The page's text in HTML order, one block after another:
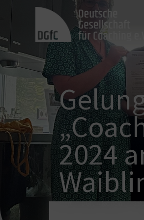
2024
Sie befinden sich hier:
Start DGfC Allgemein